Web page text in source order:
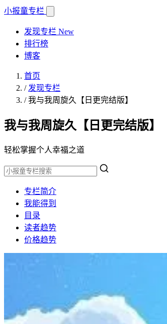
小报童专栏
发现专栏 New
排行榜
博客
首页
/ 发现专栏
/我与我周旋久【日更完结版】
我与我周旋久【日更完结版】
轻松掌握个人幸福之道
专栏简介
我能得到
目录
读者趋势
价格趋势